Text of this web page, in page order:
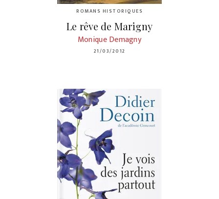
ROMANS HISTORIQUES
Le rêve de Marigny
Monique Demagny
21/03/2012